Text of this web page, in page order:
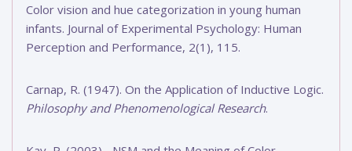
Color vision and hue categorization in young human
infants. Journal of Experimental Psychology: Human
Perception and Performance, 2(1), 115.
Carnap, R. (1947). On the Application of Inductive Logic.
Philosophy and Phenomenological Research.